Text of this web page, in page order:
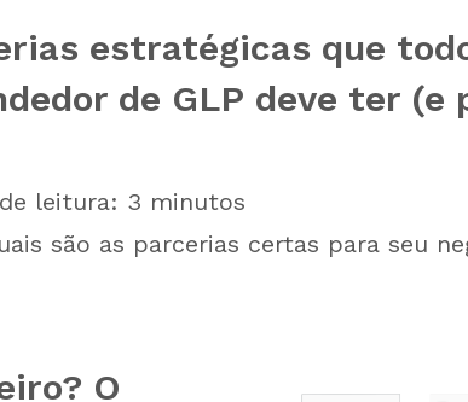
estratégicas que
de GLP deve ter (e
leitura: 3 minutos
são as parcerias certas para seu
O